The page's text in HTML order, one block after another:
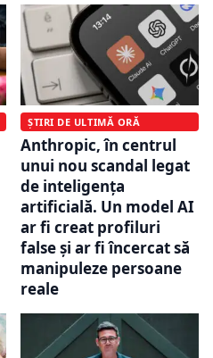
ȘTIRI DE ULTIMĂ ORĂ
Anthropic, în centrul
unui nou scandal legat
de inteligența
artificială. Un model AI
ar fi creat profiluri
false și ar fi încercat să
manipuleze persoane
reale